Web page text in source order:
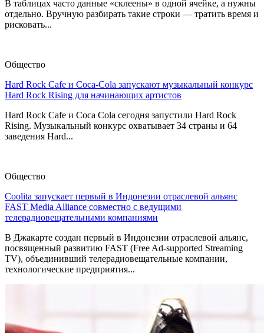
В таблицах часто данные «склеены» в одной ячейке, а нужны
отдельно. Вручную разбирать такие строки — тратить время и
рисковать...
Общество
Hard Rock Cafe и Coca-Cola запускают музыкальный конкурс
Hard Rock Rising для начинающих артистов
Hard Rock Cafe и Coca Cola сегодня запустили Hard Rock
Rising. Музыкальный конкурс охватывает 34 страны и 64
заведения Hard...
Общество
Coolita запускает первый в Индонезии отраслевой альянс
FAST Media Alliance совместно с ведущими
телерадиовещательными компаниями
В Джакарте создан первый в Индонезии отраслевой альянс,
посвященный развитию FAST (Free Ad-supported Streaming
TV), объединивший телерадиовещательные компании,
технологические предприятия...